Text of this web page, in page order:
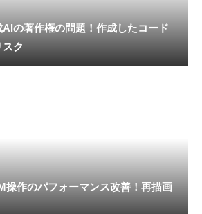
の著作権の問題！作成したコード
ク
操作のパフォーマンス改善！再描画